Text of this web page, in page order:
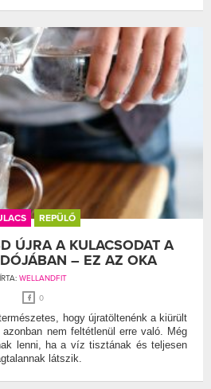
REPÜLŐ
ÚJRA A KULACSODAT A
– EZ AZ OKA
ÍRTA: WELLANDFIT
0
hogy újratöltenénk a kiürült
nem feltétlenül erre való. Még
lenni, ha a víz tisztának és teljesen
látszik.